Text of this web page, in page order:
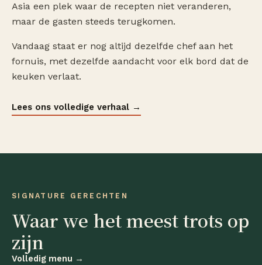
Asia een plek waar de recepten niet veranderen,
maar de gasten steeds terugkomen.
Vandaag staat er nog altijd dezelfde chef aan het
fornuis, met dezelfde aandacht voor elk bord dat de
keuken verlaat.
Lees ons volledige verhaal →
SIGNATURE GERECHTEN
Waar we het meest trots op
zijn
Volledig menu →